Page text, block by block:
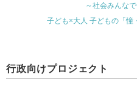
～社会みんな
子ども×大人 子どもの「憧
行政向けプロジェクト